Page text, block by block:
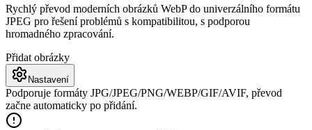
Rychlý převod moderních obrázků WebP do univerzálního formátu
JPEG pro řešení problémů s kompatibilitou, s podporou
hromadného zpracování.
Přidat obrázky
Nastavení
Podporuje formáty JPG/JPEG/PNG/WEBP/GIF/AVIF, převod
začne automaticky po přidání.